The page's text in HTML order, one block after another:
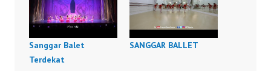
Sanggar Balet
Terdekat
SANGGAR BALLET